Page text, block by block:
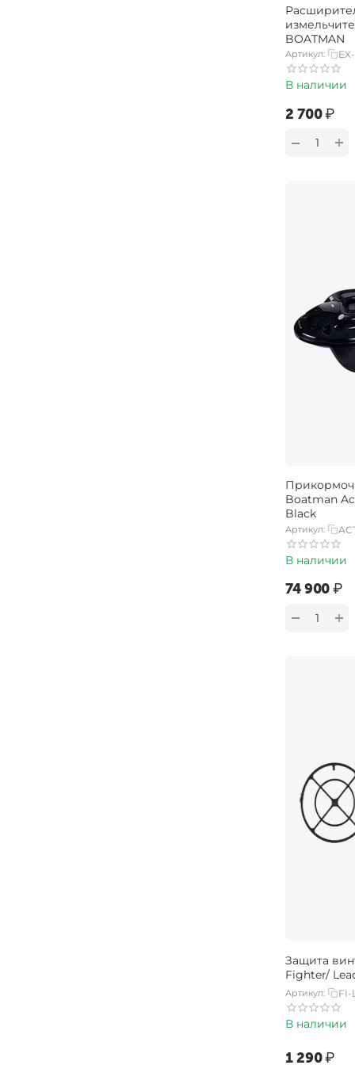
BOATMAN
Артикул:
В наличии
‍2 700‍₽
+
−
Boatman
Black
Артикул:
В наличии
‍74 900‍₽
+
−
Защита
Fighter/
Артикул: FI-
В наличии
‍1 290‍₽